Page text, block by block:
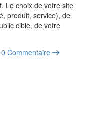
Le choix de votre site
produit, service), de
cible, de votre
0 Commentaire